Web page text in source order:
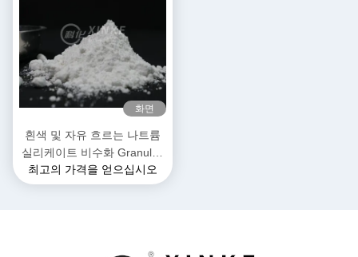
화면
흰색 및 자유 흐르는 나트륨
실리케이트 비수화 Granules
/ Powder 무취 CAS 13517 24
3
최고의 가격을 얻으십시오